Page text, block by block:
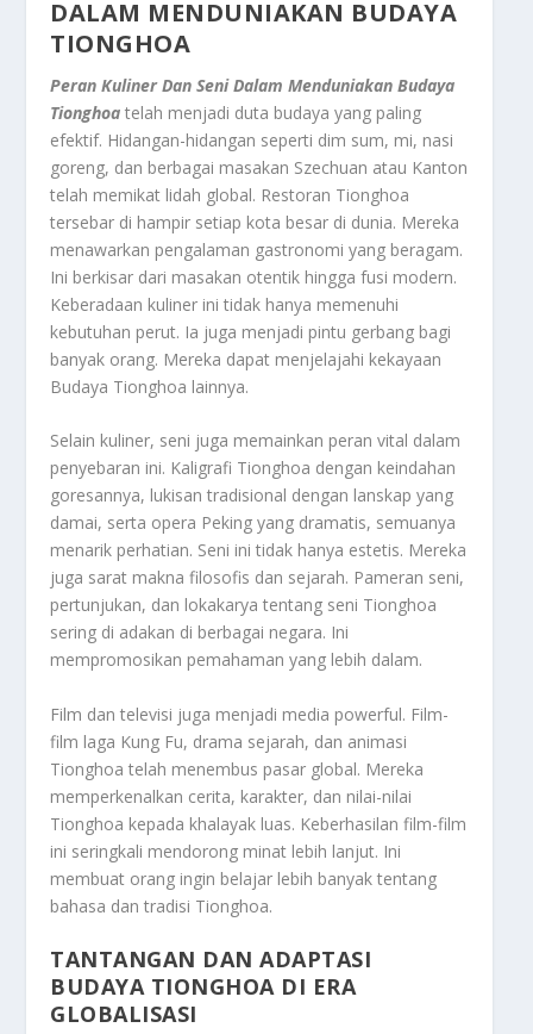
DALAM MENDUNIAKAN BUDAYA
TIONGHOA
Peran Kuliner Dan Seni Dalam Menduniakan Budaya
Tionghoatelah menjadi duta budaya yang paling
efektif. Hidangan-hidangan seperti dim sum, mi, nasi
goreng, dan berbagai masakan Szechuan atau Kanton
telah memikat lidah global. Restoran Tionghoa
tersebar di hampir setiap kota besar di dunia. Mereka
menawarkan pengalaman gastronomi yang beragam.
Ini berkisar dari masakan otentik hingga fusi modern.
Keberadaan kuliner ini tidak hanya memenuhi
kebutuhan perut. Ia juga menjadi pintu gerbang bagi
banyak orang. Mereka dapat menjelajahi kekayaan
Budaya Tionghoa lainnya.
Selain kuliner, seni juga memainkan peran vital dalam
penyebaran ini. Kaligrafi Tionghoa dengan keindahan
goresannya, lukisan tradisional dengan lanskap yang
damai, serta opera Peking yang dramatis, semuanya
menarik perhatian. Seni ini tidak hanya estetis. Mereka
juga sarat makna filosofis dan sejarah. Pameran seni,
pertunjukan, dan lokakarya tentang seni Tionghoa
sering di adakan di berbagai negara. Ini
mempromosikan pemahaman yang lebih dalam.
Film dan televisi juga menjadi media powerful. Film-
film laga Kung Fu, drama sejarah, dan animasi
Tionghoa telah menembus pasar global. Mereka
memperkenalkan cerita, karakter, dan nilai-nilai
Tionghoa kepada khalayak luas. Keberhasilan film-film
ini seringkali mendorong minat lebih lanjut. Ini
membuat orang ingin belajar lebih banyak tentang
bahasa dan tradisi Tionghoa.
TANTANGAN DAN ADAPTASI
BUDAYA TIONGHOA DI ERA
GLOBALISASI